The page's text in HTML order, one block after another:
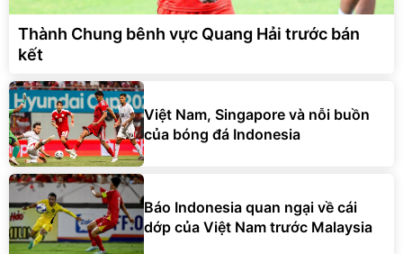
Thành Chung bênh vực Quang Hải trước bán
kết
Việt Nam, Singapore và nỗi buồn
của bóng đá Indonesia
Báo Indonesia quan ngại về cái
dớp của Việt Nam trước Malaysia